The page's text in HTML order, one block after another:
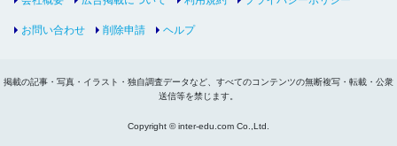
お問い合わせ 削除申請 ヘルプ
掲載の記事・写真・イラスト・独自調査データなど、すべてのコンテンツの無断複写・転載・公衆
送信等を禁じます。
Copyright © inter-edu.com Co.,Ltd.